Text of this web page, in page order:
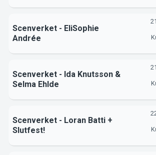
Om Tickster
Scenverket - EliSophie
Andrée
Scenverket - Ida Knutsson &
Selma Ehlde
Scenverket - Loran Batti +
Slutfest!